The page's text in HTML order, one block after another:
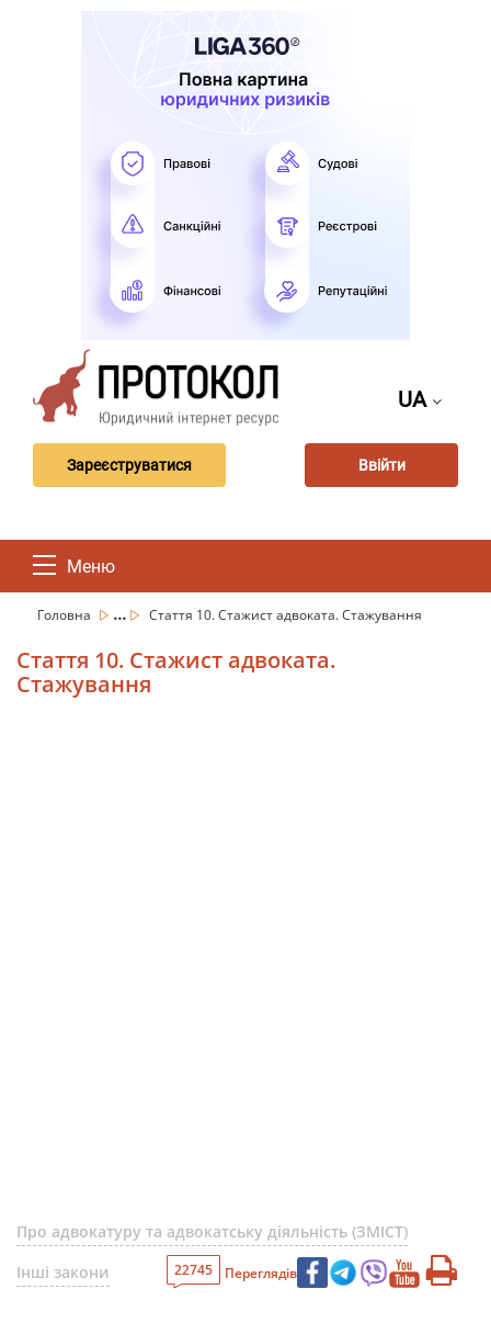
UA
Зареєструватися Ввійти
Меню
Головна ... Стаття 10. Стажист адвоката. Стажування
Стаття 10. Стажист адвоката.
Стажування
Про адвокатуру та адвокатську діяльність (ЗМІСТ)
Інші закони
22745 Переглядів